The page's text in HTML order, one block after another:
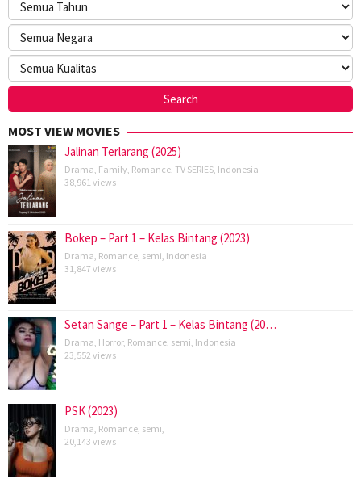
MOST VIEW MOVIES
Jalinan Terlarang (2025)
Drama Family Romance TV SERIES Indonesia
38,961 views
Bokep – Part 1 – Kelas Bintang (2023)
Drama Romance semi Indonesia
31,847 views
Setan Sange – Part 1 – Kelas Bintang (20…
Drama Horror, Romance semi Indonesia
23,552 views
PSK (2023)
Drama Romance semi
20,143 views